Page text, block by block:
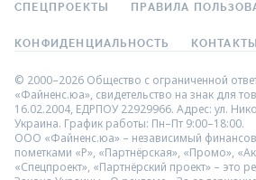
СПЕЦПРОЕКТЫ ПРАВИЛА
КОНФИДЕНЦИАЛЬНОСТЬ КОНТАКТЫ
© 2000–2026 Общество с ограниченной
«Файненс.юа», свидетельство на знак для
16.02.2004, ЕДРПОУ 22929966. Адрес: ул.
Украина. График работы: Пн–Пт 9:00–18:00.
ООО «Файненс.юа» – независимый
пометками «Р», «Партнёрская», «Промо»,
«Спецпроект», «Партнёрский проект» – это